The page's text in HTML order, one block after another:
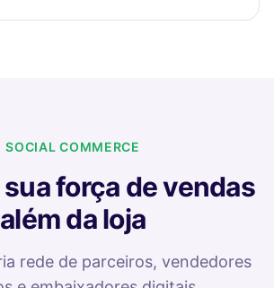
SOCIAL COMMERCE
força de vendas
além da loja
rede de parceiros, vendedores